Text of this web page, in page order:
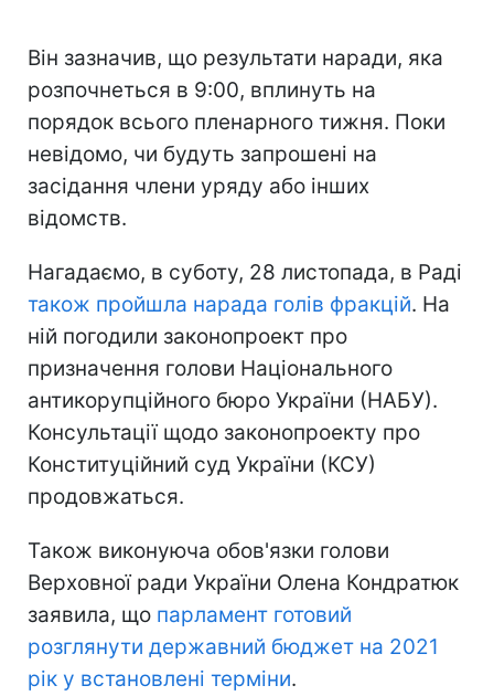
Він зазначив, що результати наради, яка
розпочнеться в 9:00, вплинуть на
порядок всього пленарного тижня. Поки
невідомо, чи будуть запрошені на
засідання члени уряду або інших
відомств.
Нагадаємо, в суботу, 28 листопада, в Раді
також пройшла нарада голів фракцій. На
ній погодили законопроект про
призначення голови Національного
антикорупційного бюро України (НАБУ).
Консультації щодо законопроекту про
Конституційний суд України (КСУ)
продовжаться.
Також виконуюча обов'язки голови
Верховної ради України Олена Кондратюк
заявила, що парламент готовий
розглянути державний бюджет на 2021
рік у встановлені терміни.